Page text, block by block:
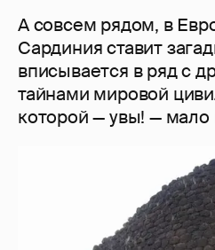
А совсем рядом, в
Сардиния ставит
вписывается в ряд с
тайнами мировой
которой — увы! — мало